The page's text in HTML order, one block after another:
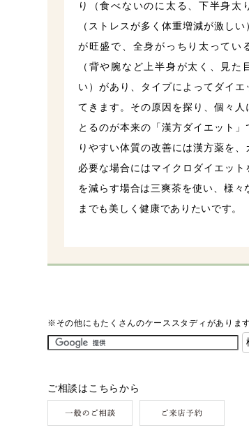
り（食べないのに太る、下半身太
（ストレスが多く体重増減が激し
が旺盛で、全身がっちり太ってい
（背や腕など上半身が太く、見た
い）があり、タイプによってダイエ
てきます。その原因を探り、個々人
とるのが本来の「漢方ダイエット」
りやすい体質の改善には漢方薬を、
必要な場合にはマイクロダイエット
を減らす場合は三爽茶を使い、様
までも美しく健康でありたいです。
※その他にもたくさんのケーススタディがありま
ご相談はこちらから